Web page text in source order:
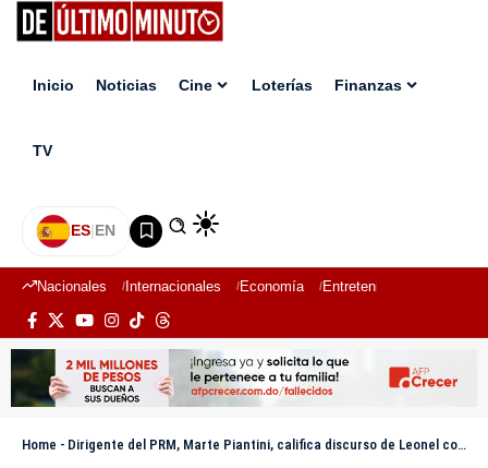
Inicio Noticias Cine Loterías Finanzas
TV
ES|EN
Nacionales Internacionales Economía Entretenimiento
Home - Dirigente del PRM, Marte Piantini, califica discurso de Leonel como «primera etapa del duelo»